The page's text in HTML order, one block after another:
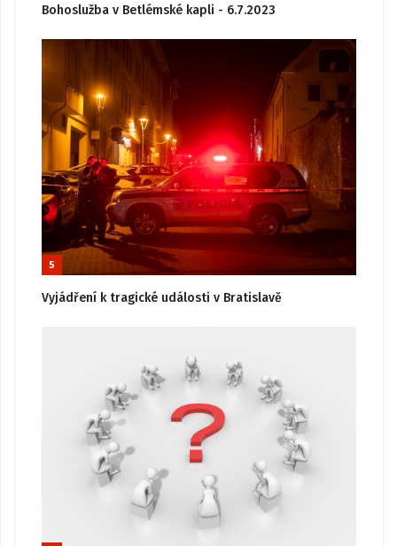
Bohoslužba v Betlémské kapli - 6.7.2023
5
Vyjádření k tragické události v Bratislavě